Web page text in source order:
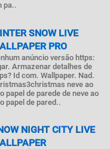
pa..
SNOW LIVE
PRO
anúncio versão https:
Armazenar detalhes de
Id com. Wallpaper. Nad.
neve ao
papel de parede de neve ao
papel de pared..
NIGHT CITY LIVE